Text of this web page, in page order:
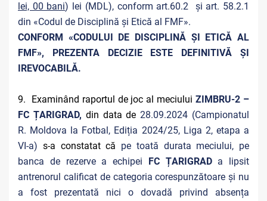
lei, 00 bani) lei (MDL), conform art.60.2 și art. 58.2.1
din «Codul de Disciplină și Etică al FMF».
CONFORM «CODULUI DE DISCIPLINĂ ȘI ETICĂ AL
FMF», PREZENTA DECIZIE ESTE DEFINITIVĂ ŞI
IREVOCABILĂ.
9. Examinând raportul de joc al meciuluiZIMBRU-2 –
FC ȚARIGRAD, din data de28.09.2024 (Campionatul
R. Moldova la Fotbal, Ediția 2024/25, Liga 2, etapa a
VI-a) s-a constatat că pe toată durata meciului, pe
banca de rezerve a echipei FC ȚARIGRAD a lipsit
antrenorul calificat de categoria corespunzătoare și nu
a fost prezentată nici o dovadă privind absența